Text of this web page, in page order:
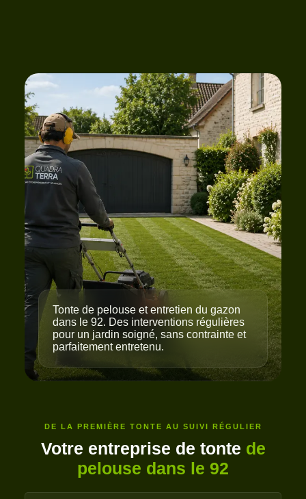
Tonte de pelouse et entretien du gazon
dans le 92. Des interventions régulières
pour un jardin soigné, sans contrainte et
parfaitement entretenu.
DE LA PREMIÈRE TONTE AU SUIVI RÉGULIER
Votre entreprise de tonte de
pelouse dans le 92